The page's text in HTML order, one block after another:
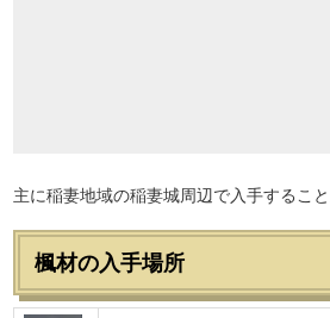
主に稲妻地域の稲妻城周辺で入手すること
楓材の入手場所